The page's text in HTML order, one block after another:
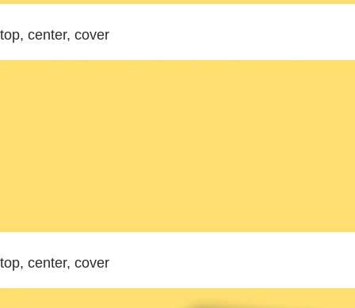
top, center, cover
top, center, cover